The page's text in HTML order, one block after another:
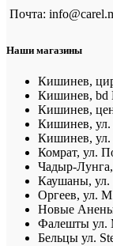
Почта:
Наши магазины
Кишинев,
Кишинев, bd
Кишинев,
Кишинев, ул.
Кишинев, ул.
Комрат, ул.
Чадыр-
Каушаны, ул.
Оргеев, ул.
Новые
Фалешты ул.
Бельцы ул.